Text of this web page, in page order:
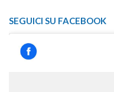
SEGUICI SU FACEBOOK